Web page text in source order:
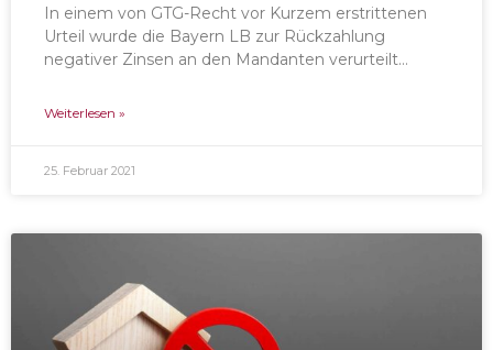
In einem von GTG-Recht vor Kurzem erstrittenen
Urteil wurde die Bayern LB zur Rückzahlung
negativer Zinsen an den Mandanten verurteilt…
Weiterlesen »
25. Februar 2021